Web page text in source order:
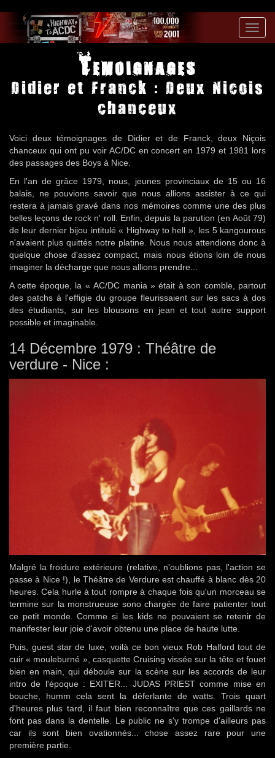
Temoignages
Didier et Franck : Deux Nicois
chanceux
Voici deux témoignages de Didier et de Franck, deux Niçois
chanceux qui ont pu voir AC/DC en concert en 1979 et 1981 lors
des passages des Boys à Nice.
En l'an de grâce 1979, nous, jeunes provinciaux de 15 ou 16
balais, ne pouvions savoir que nous allions assister à ce qui
restera à jamais gravé dans nos mémoires comme une des plus
belles leçons de rock n' roll. Enfin, depuis la parution (en Août 79)
de leur dernier bijou intitulé « Highway to hell », les 5 kangourous
n'avaient plus quittés notre platine. Nous nous attendions donc à
quelque chose d'assez compact, mais nous étions loin de nous
imaginer la décharge que nous allions prendre...
A cette époque, la « AC/DC mania » était à son comble, partout
des patchs à l'effigie du groupe fleurissaient sur les sacs à dos
des étudiants, sur les blousons en jean et tout autre support
possible et imaginable.
14 Décembre 1979 : Théâtre de
verdure - Nice :
Malgré la froidure extérieure (relative, n'oublions pas, l'action se
passe à Nice !), le Théâtre de Verdure est chauffé à blanc dès 20
heures. Cela hurle à tout rompre à chaque fois qu'un morceau se
termine sur la monstrueuse sono chargée de faire patienter tout
ce petit monde. Comme si les kids ne pouvaient se retenir de
manifester leur joie d'avoir obtenu une place de haute lutte.
Puis, guest star de luxe, voilà ce bon vieux Rob Halford tout de
cuir « mouleburné », casquette Cruising vissée sur la tête et fouet
bien en main, qui déboule sur la scène sur les accords de leur
intro de l'époque : EXITER... JUDAS PRIEST comme mise en
bouche, humm cela sent la déferlante de watts. Trois quart
d'heures plus tard, il faut bien reconnaître que ces gaillards ne
font pas dans la dentelle. Le public ne s'y trompe d'ailleurs pas
car ils sont bien ovationnés... chose assez rare pour une
première partie.